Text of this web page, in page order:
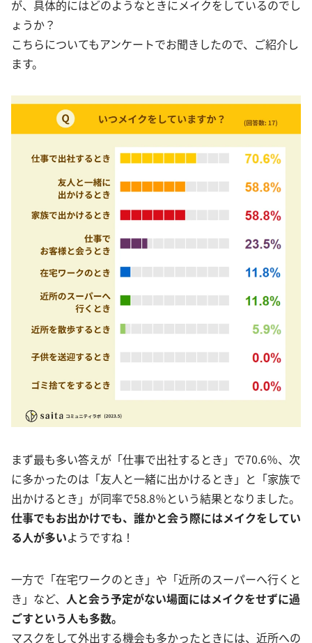
が、具体的にはどのようなときにメイクをしているのでし
ょうか？
こちらについてもアンケートでお聞きしたので、ご紹介し
ます。
まず最も多い答えが「仕事で出社するとき」で70.6％、次
に多かったのは「友人と一緒に出かけるとき」と「家族で
出かけるとき」が同率で58.8％という結果となりました。
仕事でもお出かけでも、誰かと会う際にはメイクをしてい
る人が多いようですね！
一方で「在宅ワークのとき」や「近所のスーパーへ行くと
き」など、 人 と会う予定がない場面にはメイクをせずに過
ごすという人も多数。
マスクをして外出する機会も多かったときには、近所への